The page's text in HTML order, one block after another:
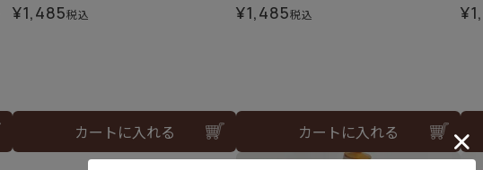
¥1,485税込
カートに入れる
¥1,485税込
カートに入れる
¥